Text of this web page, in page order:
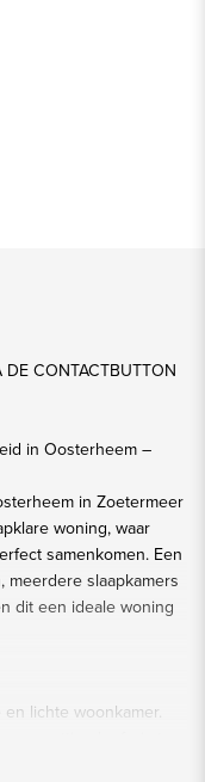
DE CONTACTBUTTON
in Oosterheem –
in Zoetermeer
woning, waar
samenkomen. Een
slaapkamers
dit een ideale woning
lichte woonkamer.